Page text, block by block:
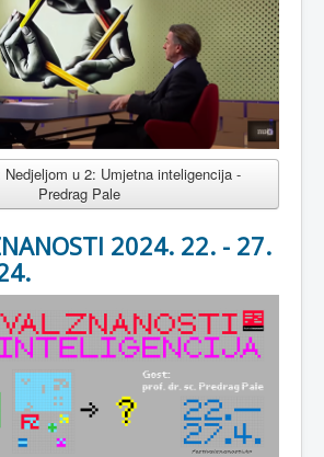
Nedjeljom u 2: Umjetna inteligencija -
Predrag Pale
2024. 22. - 27.